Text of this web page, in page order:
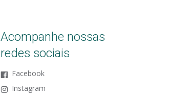
Acompanhe nossas
redes sociais
Facebook
Instagram